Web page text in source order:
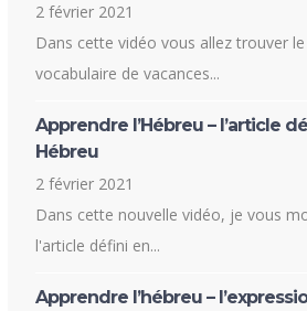
2 février 2021
Dans cette vidéo vous allez trouver le
vocabulaire de vacances...
Apprendre l’Hébreu – l’article
Hébreu
2 février 2021
Dans cette nouvelle vidéo, je vous
l'article défini en...
Apprendre l’hébreu –